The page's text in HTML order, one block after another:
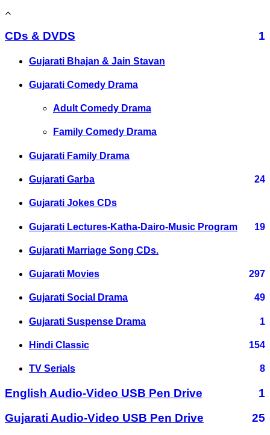
CDs & DVDS 1
Gujarati Bhajan & Jain Stavan
Gujarati Comedy Drama
Adult Comedy Drama
Family Comedy Drama
Gujarati Family Drama
Gujarati Garba 24
Gujarati Jokes CDs
Gujarati Lectures-Katha-Dairo-Music Program 19
Gujarati Marriage Song CDs.
Gujarati Movies 297
Gujarati Social Drama 49
Gujarati Suspense Drama 1
Hindi Classic 154
TV Serials 8
English Audio-Video USB Pen Drive
1
Gujarati Audio-Video USB Pen Drive
25